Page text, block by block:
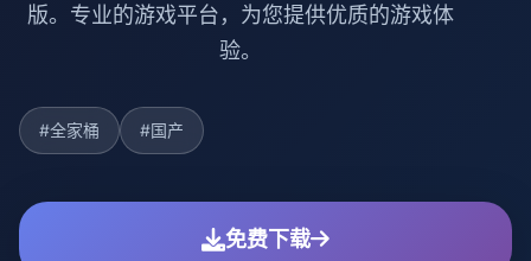
版。专业的游戏平台，为您提供优质的游戏体
验。
#全家桶 #国产
免费下载